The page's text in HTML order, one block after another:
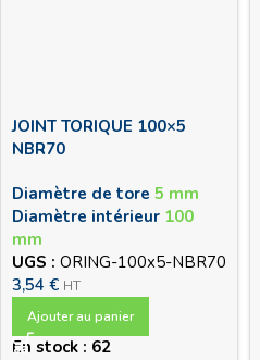
JOINT TORIQUE 100×5
NBR70
Diamètre de tore 5 mm
Diamètre intérieur 100
mm
UGS : ORING-100x5-NBR70
3,54 € HT
Ajouter au panier
En stock : 62